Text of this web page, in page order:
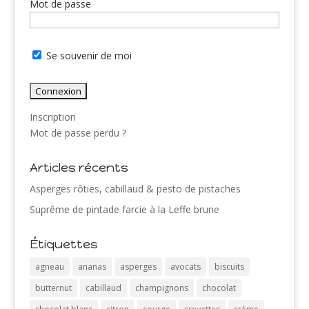
Mot de passe
Se souvenir de moi
Inscription
Mot de passe perdu ?
Articles récents
Asperges rôties, cabillaud & pesto de pistaches
Suprême de pintade farcie à la Leffe brune
Étiquettes
agneau ananas asperges avocats
biscuits
butternut
cabillaud champignons
chocolat